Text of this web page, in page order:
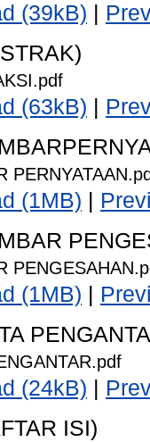
(39kB)
(63kB)
(1MB)
(1MB)
(24kB)
ISI)